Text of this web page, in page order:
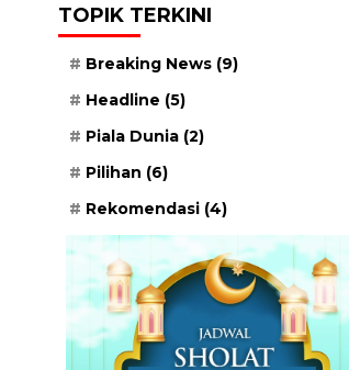
TOPIK TERKINI
Breaking News (9)
Headline (5)
Piala Dunia (2)
Pilihan (6)
Rekomendasi (4)